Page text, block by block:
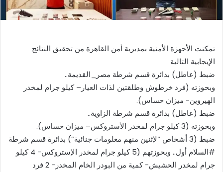
تمكنت الأجهزة الأمنية بمديرية أمن القاهرة من تحقيق النتائج
الإيجابية التالية
ضبط (عاطل) بدائرة قسم شرطة مصر_القديمة..
وبحوزته (فرد خرطوش وطلقتين لذات العيار– كيلو جرام لمخدر
الهيروين- ميزان حساس).
ضبط (عاطل) بدائرة قسم شرطة الزاوية..
وبحوزته (3 كيلو جرام لمخدر الأستروكس– ميزان حساس).
ضبط (3 أشخاص “لإثنين منهم معلومات جنائية”) بدائرة قسم شرطة
#السلام أول.. وبحوزتهم (5 كيلو جرام لمخدر الإستروكس- 4 كيلو
جرام لمخدر الحشيش- كمية من البودر الخام المخدر- 2 فرد